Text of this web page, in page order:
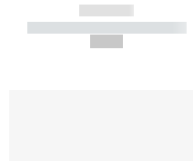
------------
----------- ----------- -----------